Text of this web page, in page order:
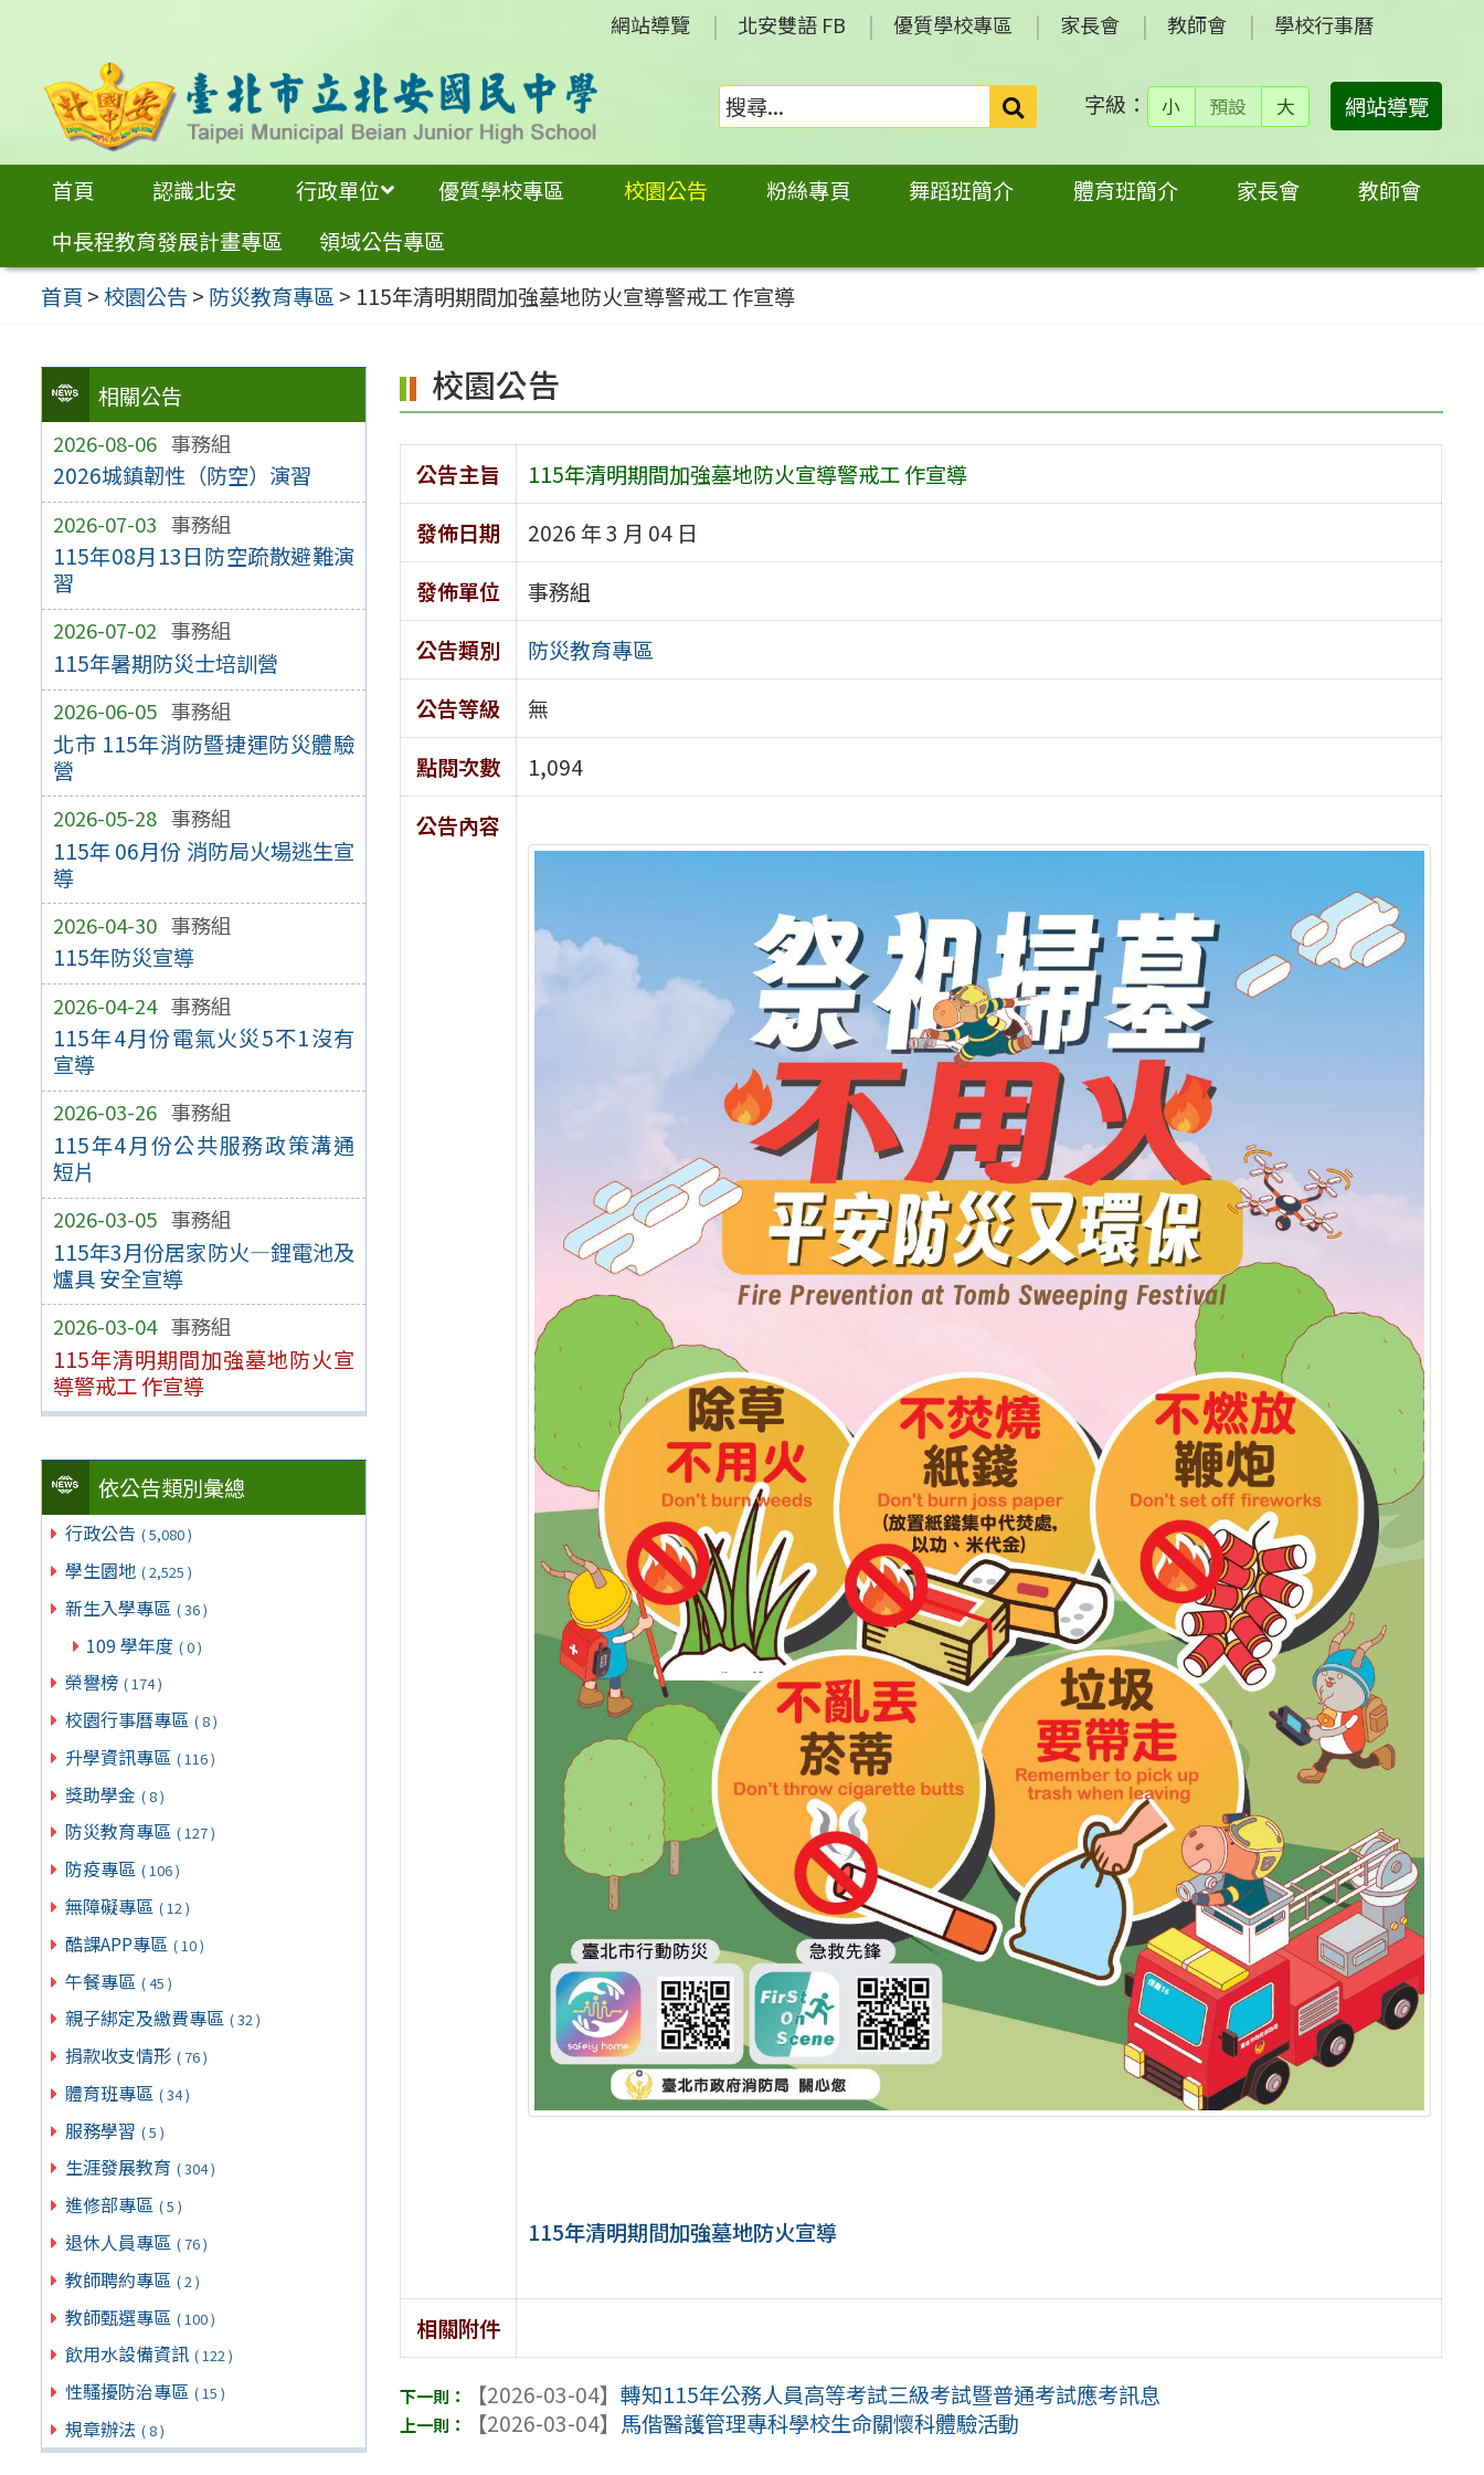
內
網站導覽 北安雙語 FB 優質學校專區 家長會 教師會 學校行事曆
搜
尋：
字級： 小 預設 大 網站導覽
首頁 認識北安 行政單位 優質學校專區 校園公告 粉絲專頁 舞蹈班簡介 體育班簡介 家長會
教師會
中長程教育發展計畫專區
領域公告專區
首頁 >校園公告 > 防災教育專區> 115年清明期間加強墓地防火宣導警戒工 作宣導
相關公告
2026-08-06 事務組
2026城鎮韌性（防空）演習
2026-07-03 事務組
115年08月13日防空疏散避難演
習
2026-07-02 事務組
115年暑期防災士培訓營
2026-06-05 事務組
北市 115年消防暨捷運防災體驗
營
2026-05-28 事務組
115年 06月份 消防局火場逃生宣
導
2026-04-30 事務組
115年防災宣導
2026-04-24 事務組
115年4月份電氣火災5不1沒有
宣導
2026-03-26 事務組
115年4月份公共服務政策溝通
短片
2026-03-05 事務組
115年3月份居家防火—鋰電池及
爐具 安全宣導
2026-03-04 事務組
115年清明期間加強墓地防火宣
導警戒工 作宣導
依公告類別彙總
行政公告 ( 5,080 )
學生園地 ( 2,525 )
新生入學專區 ( 36 )
109 學年度 ( 0 )
榮譽榜 ( 174 )
校園行事曆專區 ( 8 )
升學資訊專區 ( 116 )
獎助學金 ( 8 )
防災教育專區 ( 127 )
防疫專區 ( 106 )
無障礙專區 ( 12 )
酷課APP專區 ( 10 )
午餐專區 ( 45 )
親子綁定及繳費專區 ( 32 )
捐款收支情形 ( 76 )
體育班專區 ( 34 )
服務學習 ( 5 )
生涯發展教育 ( 304 )
進修部專區 ( 5 )
退休人員專區 ( 76 )
教師聘約專區 ( 2 )
教師甄選專區 ( 100 )
飲用水設備資訊 ( 122 )
性騷擾防治專區 ( 15 )
規章辦法 ( 8 )
校園公告
公告主旨
115年清明期間加強墓地防火宣導警戒工 作宣導
發佈日期
2026 年 3 月 04 日
發佈單位
事務組
公告類別
防災教育專區
公告等級
無
點閱次數
1,094
公告內容
115年清明期間加強墓地防火宣導
相關附件
【2026-03-04】轉知115年公務人員高等考試三級考試暨普通考試應考訊息
【2026-03-04】 馬偕醫護管理專科學校生命關懷科體驗活動